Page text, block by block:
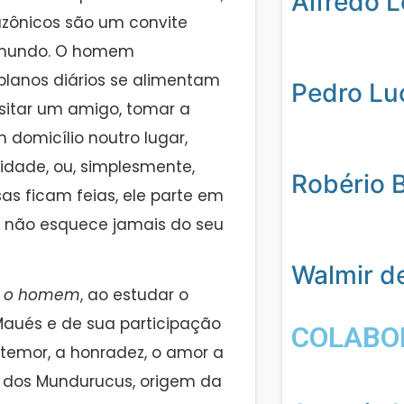
são um convite
O homem
diários se alimentam
um amigo, tomar a
domicílio noutro lugar,
ou, simplesmente,
ficam feias, ele parte em
esquece jamais do seu
o homem, ao estudar o
e de sua participação
a honradez, o amor a
Mundurucus, origem da
Pedro
Robério
Walmir